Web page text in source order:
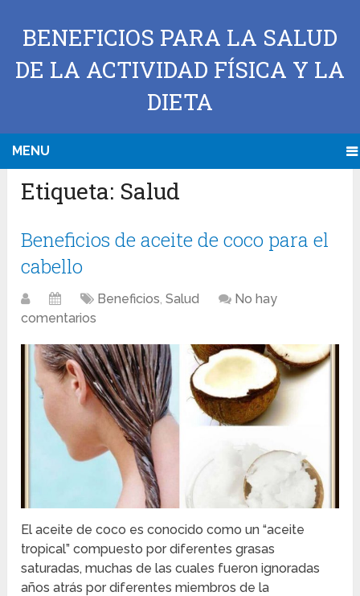
BENEFICIOS PARA LA SALUD
DE LA ACTIVIDAD FÍSICA Y LA
DIETA
MENU
Etiqueta: Salud
Beneficios de aceite de coco para el
cabello
Beneficios,Salud
No hay
comentarios
El aceite de coco es conocido como un “aceite
tropical” compuesto por diferentes grasas
saturadas, muchas de las cuales fueron ignoradas
años atrás por diferentes miembros de la